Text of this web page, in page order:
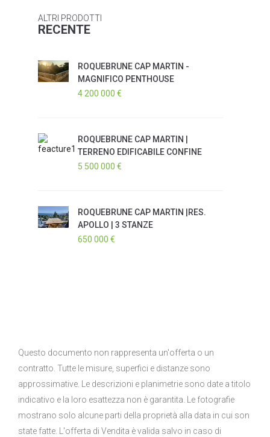
ALTRI PRODOTTI
RECENTE
ROQUEBRUNE CAP MARTIN -
MAGNIFICO PENTHOUSE
4 200 000 €
ROQUEBRUNE CAP MARTIN |
TERRENO EDIFICABILE CONFINE
MONACO
5 500 000 €
ROQUEBRUNE CAP MARTIN |RES.
APOLLO | 3 STANZE
650 000 €
Questo documento non rappresenta un'offerta o un
contratto. Tutte le misure, superfici e distanze sono
approssimative. Le descrizioni e planimetrie sono date a titolo
indicativo e la loro esattezza non è garantita. Le fotografie
mostrano solo alcune parti della proprietà alla data in cui son
state fatte. L'offerta di Vendita è valida salvo in caso di